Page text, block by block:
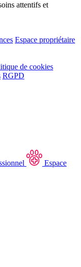
attentifs et
Espace propriétaire
de cookies
RGPD
Espace